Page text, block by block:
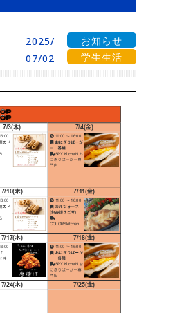
2025/
07/02
お知らせ
学生生活